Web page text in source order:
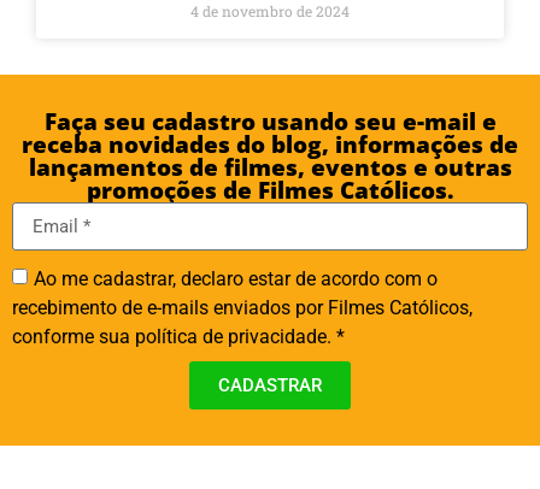
4 de novembro de 2024
Faça seu cadastro usando seu e-mail e
receba novidades do blog, informações de
lançamentos de filmes, eventos e outras
promoções de Filmes Católicos.
Ao me cadastrar, declaro estar de acordo com o
recebimento de e-mails enviados por Filmes Católicos,
conforme sua política de privacidade. *
CADASTRAR